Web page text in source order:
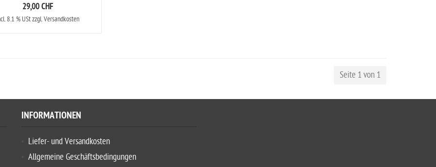
29,00 CHF
8.1 % USt zzgl. Versandkosten
Seite 1 von 1
INFORMATIONEN
Liefer- und Versandkosten
Allgemeine Geschäftsbedingungen